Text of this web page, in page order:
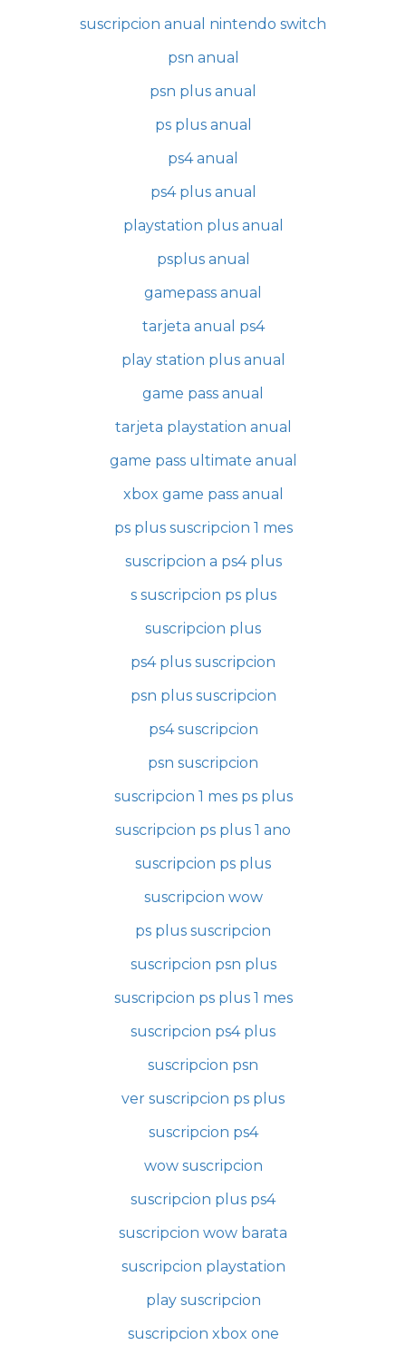
suscripcion anual nintendo switch
psn anual
psn plus anual
ps plus anual
ps4 anual
ps4 plus anual
playstation plus anual
psplus anual
gamepass anual
tarjeta anual ps4
play station plus anual
game pass anual
tarjeta playstation anual
game pass ultimate anual
xbox game pass anual
ps plus suscripcion 1 mes
suscripcion a ps4 plus
s suscripcion ps plus
suscripcion plus
ps4 plus suscripcion
psn plus suscripcion
ps4 suscripcion
psn suscripcion
suscripcion 1 mes ps plus
suscripcion ps plus 1 ano
suscripcion ps plus
suscripcion wow
ps plus suscripcion
suscripcion psn plus
suscripcion ps plus 1 mes
suscripcion ps4 plus
suscripcion psn
ver suscripcion ps plus
suscripcion ps4
wow suscripcion
suscripcion plus ps4
suscripcion wow barata
suscripcion playstation
play suscripcion
suscripcion xbox one